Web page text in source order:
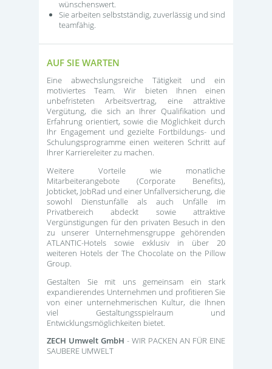
wünschenswert.
Sie arbeiten selbstständig, zuverlässig und sind
teamfähig.
AUF SIE WARTEN
Eine abwechslungsreiche Tätigkeit und ein
motiviertes Team. Wir bieten Ihnen einen
unbefristeten Arbeitsvertrag, eine attraktive
Vergütung, die sich an Ihrer Qualifikation und
Erfahrung orientiert, sowie die Möglichkeit durch
Ihr Engagement und gezielte Fortbildungs- und
Schulungsprogramme einen weiteren Schritt auf
Ihrer Karriereleiter zu machen.
Weitere Vorteile wie monatliche
Mitarbeiterangebote (Corporate Benefits),
Jobticket, JobRad und einer Unfallversicherung, die
sowohl Dienstunfälle als auch Unfälle im
Privatbereich abdeckt sowie attraktive
Vergünstigungen für den privaten Besuch in den
zu unserer Unternehmensgruppe gehörenden
ATLANTIC-Hotels sowie exklusiv in über 20
weiteren Hotels der The Chocolate on the Pillow
Group.
Gestalten Sie mit uns gemeinsam ein stark
expandierendes Unternehmen und profitieren Sie
von einer unternehmerischen Kultur, die Ihnen
viel Gestaltungsspielraum und
Entwicklungsmöglichkeiten bietet.
ZECH Umwelt GmbH - WIR PACKEN AN FÜR EINE
SAUBERE UMWELT